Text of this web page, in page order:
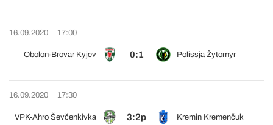
16.09.2020 17:00
Obolon-Brovar Kyjev 0:1 Polissja Žytomyr
16.09.2020 17:30
VPK-Ahro Ševčenkivka 3:2p Kremin Kremenčuk